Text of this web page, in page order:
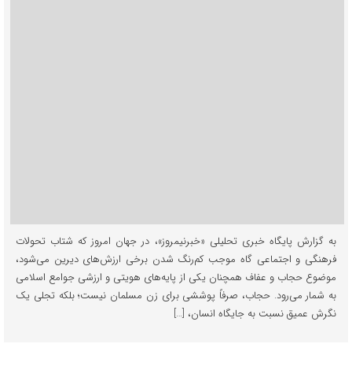
به گزارش پایگاه خبری تحلیلی «خبرنیمروز»، در جهان امروز که شتاب تحولات
فرهنگی و اجتماعی گاه موجب کم‌رنگ شدن برخی ارزش‌های دیرین می‌شود،
موضوع حجاب و عفاف همچنان یکی از پایه‌های هویتی و ارزشی جوامع اسلامی
به شمار می‌رود. حجاب، صرفاً پوششی برای زن مسلمان نیست؛ بلکه تجلی یک
نگرش عمیق نسبت به جایگاه انسان، […]